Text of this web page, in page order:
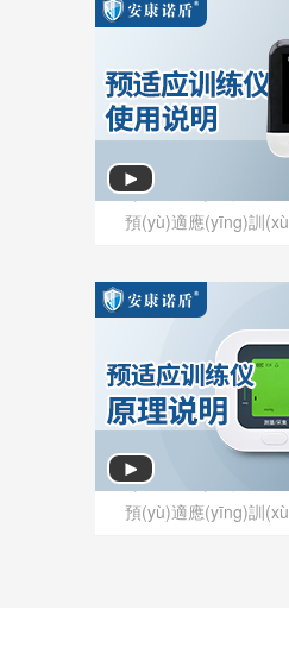
預(yù)適應(yīng)訓
預(yù)適應(yīng)訓
預(yù)適應(yīng)訓
預(yù)適應(yīng)訓